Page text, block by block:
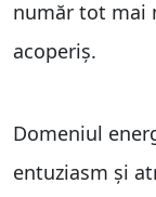
număr tot mai
acoperiș.
Domeniul
entuziasm și